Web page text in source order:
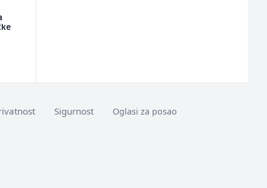
Sigurnost Oglasi za posao